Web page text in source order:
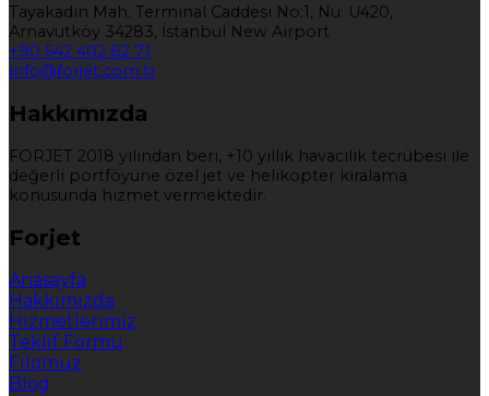
Tayakadın Mah. Terminal Caddesi No:1, Nu: U420,
Arnavutköy 34283, İstanbul New Airport
+90 542 402 82 71
info@forjet.com.tr
Hakkımızda
FORJET 2018 yılından beri, +10 yıllık havacılık tecrübesi ile
değerli portföyüne özel jet ve helikopter kiralama
konusunda hizmet vermektedir.
Forjet
Anasayfa
Hakkımızda
Hizmetlerimiz
Teklif Formu
Filomuz
Blog